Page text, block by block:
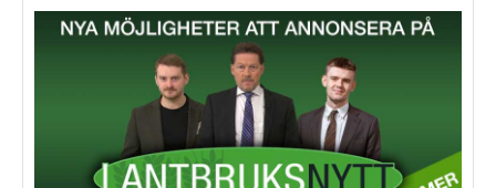
fältdagar.